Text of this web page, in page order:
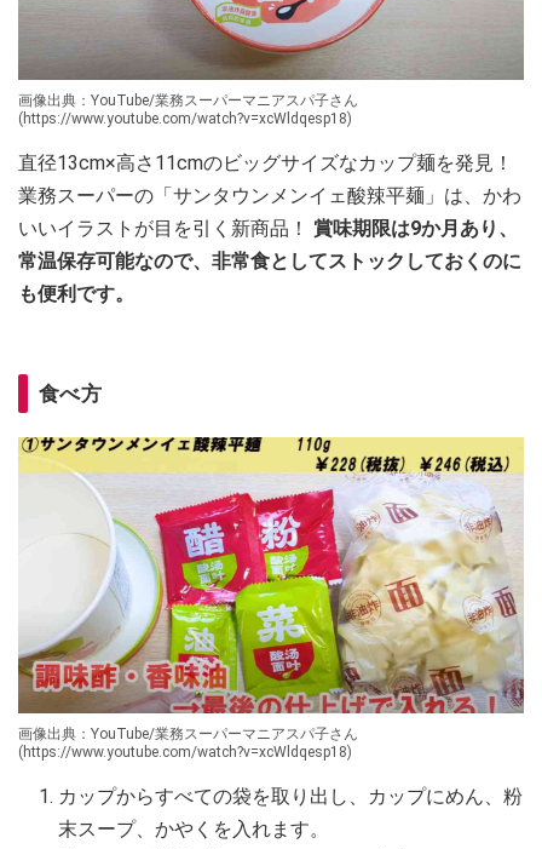
画像出典：YouTube/業務スーパーマニアスパ子さん
(https://www.youtube.com/watch?v=xcWldqesp18)
直径13cm×高さ11cmのビッグサイズなカップ麺を発見！
業務スーパーの「サンタウンメンイェ酸辣平麺」は、かわ
いいイラストが目を引く新商品！ 賞味期限は9か月あり、
常温保存可能なので、非常食としてストックしておくのに
も便利です。
食べ方
画像出典：YouTube/業務スーパーマニアスパ子さん
(https://www.youtube.com/watch?v=xcWldqesp18)
カップからすべての袋を取り出し、カップにめん、粉
末スープ、かやくを入れます。